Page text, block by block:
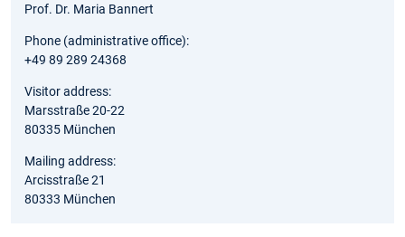
Prof. Dr. Maria Bannert
Phone (administrative office):
+49 89 289 24368
Visitor address:
Marsstraße 20-22
80335 München
Mailing address:
Arcisstraße 21
80333 München